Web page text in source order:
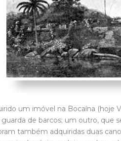
um imóvel na Bocaína (hoje
guarda de barcos; um outro, que
também adquiridas duas